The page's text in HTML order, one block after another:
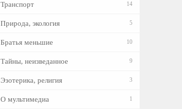
Транспорт 14
Природа, экология 5
Братья меньшие 10
Тайны, неизведанное 9
Эзотерика, религия 3
О мультимедиа 1